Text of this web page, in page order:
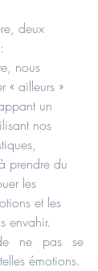
deux
nous
« ailleurs »
un
nos
prendre du
les
et les
envahir.
ne pas se
émotions.